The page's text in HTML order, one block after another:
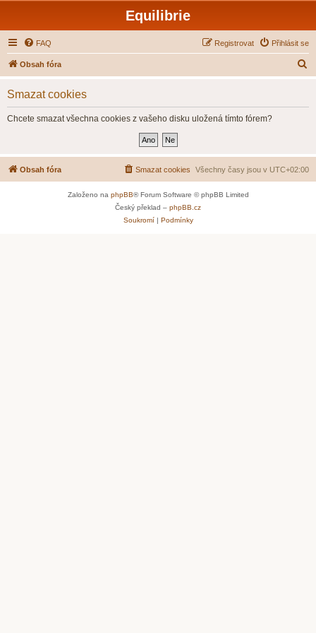
Equilibrie
FAQ Přihlásit se
Registrovat
Obsah fóra
Smazat cookies
Chcete smazat všechna cookies z vašeho disku uložená tímto fórem?
Obsah fóra Všechny časy jsou v UTC+02:00
Smazat cookies
Založeno na phpBB® Forum Software © phpBB Limited
Český překlad – phpBB.cz
Soukromí| Podmínky